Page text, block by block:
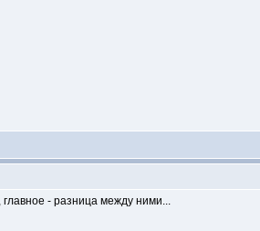
- разница между ними...